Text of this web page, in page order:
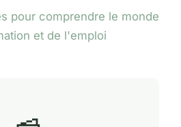
pour comprendre le monde
et de l'emploi